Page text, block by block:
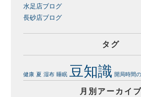
水足店ブログ
長砂店ブログ
タグ
健康 夏 湿布 睡眠 豆知識 開局時間
月別アーカイブ